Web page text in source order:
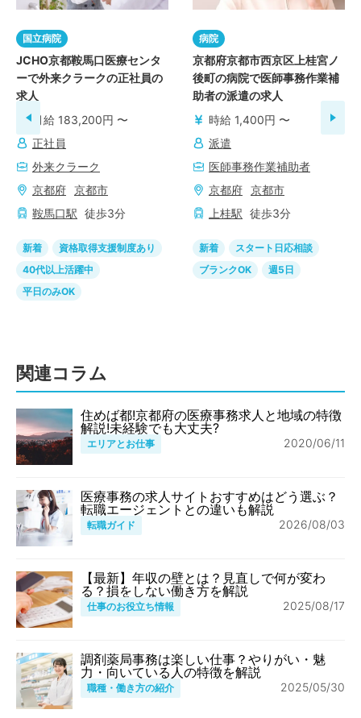
国立病院
JCHO京都鞍馬口医療センタ
ーで外来クラークの正社員の
求人
月給 183,200円 〜
正社員
外来クラーク
京都府 京都市
鞍馬口駅 徒歩3分
新着
資格取得支援制度あり
40代以上活躍中
平日のみOK
病院
京都府京都市西京区上桂宮ノ
後町の病院で医師事務作業補
助者の派遣の求人
時給 1,400円 〜
派遣
医師事務作業補助者
京都府 京都市
上桂駅 徒歩3分
新着
スタート日応相談
ブランクOK
週5日
関連コラム
住めば都!京都府の医療事務求人と地域の特徴
解説!未経験でも大丈夫?
エリアとお仕事 2020/06/11
医療事務の求人サイトおすすめはどう選ぶ？
転職エージェントとの違いも解説
転職ガイド 2026/08/03
【最新】年収の壁とは？見直しで何が変わ
る？損をしない働き方を解説
仕事のお役立ち情報 2025/08/17
調剤薬局事務は楽しい仕事？やりがい・魅
力・向いている人の特徴を解説
職種・働き方の紹介 2025/05/30